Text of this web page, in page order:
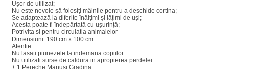
Ușor de utilizat;
Nu este nevoie să folosiți mâinile pentru a deschide cortina;
Se adaptează la diferite înălțimi și lățimi de uși;
Acesta poate fi îndepărtată cu ușurință;
Potrivita si pentru circulatia animalelor
Dimensiuni: 190 cm x 100 cm
Atentie:
Nu lasati piunezele la indemana copiilor
Nu utilizati surse de caldura in apropierea perdelei
+ 1 Pereche Manusi Gradina